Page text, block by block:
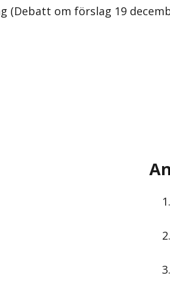
(Debatt om förslag 19